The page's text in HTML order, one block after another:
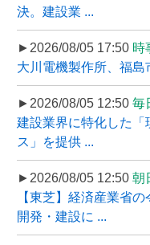
決。建設業 ...
►2026/08/05 17:50 時
大川電機製作所、福
►2026/08/05 12:50 毎
建設業界に特化した
ス」を提供 ...
►2026/08/05 12:50 朝
【東芝】経済産業省
開発・建設に ...